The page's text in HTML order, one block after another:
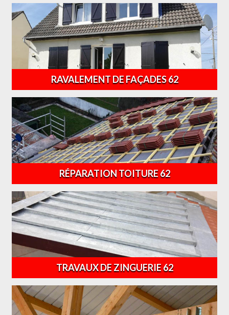
RAVALEMENT DE FAÇADES 62
RÉPARATION TOITURE 62
TRAVAUX DE ZINGUERIE 62